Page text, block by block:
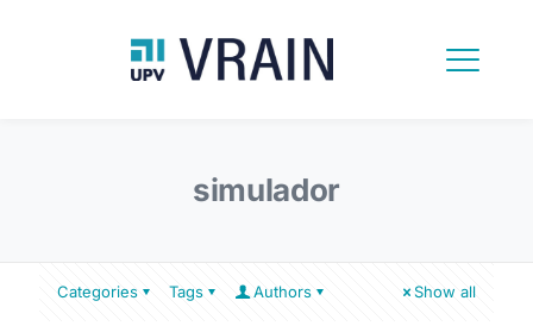
simulador
Categories Tags Authors Show all